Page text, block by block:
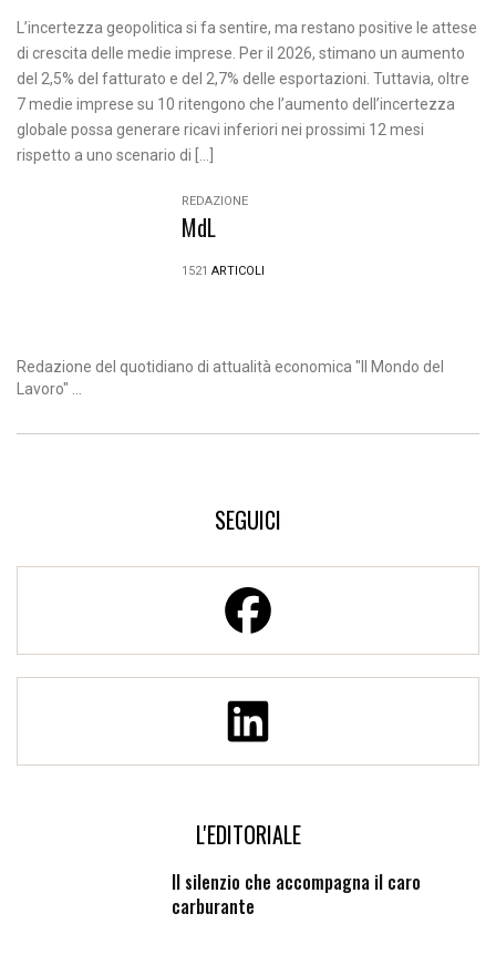
L’incertezza geopolitica si fa sentire, ma restano positive le attese
di crescita delle medie imprese. Per il 2026, stimano un aumento
del 2,5% del fatturato e del 2,7% delle esportazioni. Tuttavia, oltre
7 medie imprese su 10 ritengono che l’aumento dell’incertezza
globale possa generare ricavi inferiori nei prossimi 12 mesi
rispetto a uno scenario di […]
REDAZIONE
MdL
1521 ARTICOLI
Redazione del quotidiano di attualità economica "Il Mondo del
Lavoro" ...
SEGUICI
L'EDITORIALE
Il silenzio che accompagna il caro
carburante